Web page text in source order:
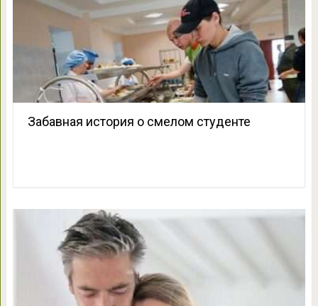
Забавная история о смелом студенте